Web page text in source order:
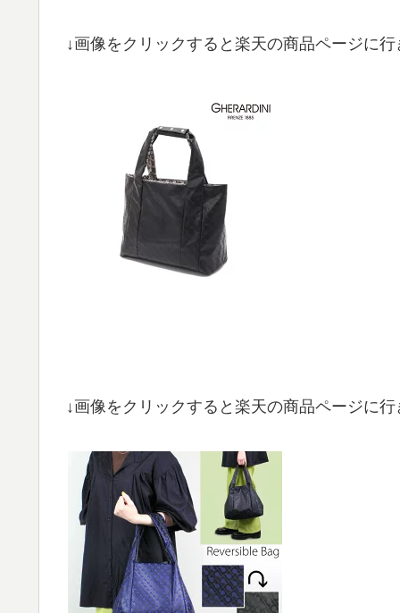
↓画像をクリックすると楽天の商品ページに
↓画像をクリックすると楽天の商品ページに